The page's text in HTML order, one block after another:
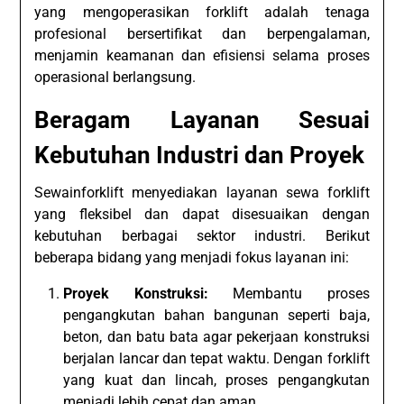
yang mengoperasikan forklift adalah tenaga
profesional bersertifikat dan berpengalaman,
menjamin keamanan dan efisiensi selama proses
operasional berlangsung.
Beragam Layanan Sesuai
Kebutuhan Industri dan Proyek
Sewainforklift menyediakan layanan sewa forklift
yang fleksibel dan dapat disesuaikan dengan
kebutuhan berbagai sektor industri. Berikut
beberapa bidang yang menjadi fokus layanan ini:
Proyek Konstruksi: Membantu proses
pengangkutan bahan bangunan seperti baja,
beton, dan batu bata agar pekerjaan konstruksi
berjalan lancar dan tepat waktu. Dengan forklift
yang kuat dan lincah, proses pengangkutan